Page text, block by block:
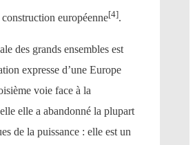
européenne[4].
des grands ensembles est
expresse d’une Europe
voie face à la
elle a abandonné la plupart
de la puissance : elle est un